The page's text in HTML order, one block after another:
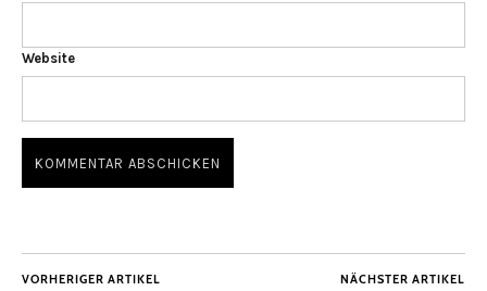
Website
VORHERIGER ARTIKEL
NÄCHSTER ARTIKEL